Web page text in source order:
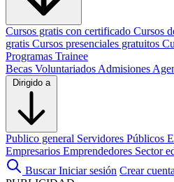
Cursos gratis con certificado Cursos
gratis Cursos presenciales gratuitos
Programas Trainee
Becas Voluntariados Admisiones
Dirigido a
Publico general Servidores Públicos
Empresarios Emprendedores Sector
Buscar Iniciar sesión Crear cuenta